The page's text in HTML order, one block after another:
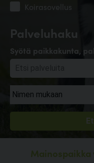
Palveluhaku
Syötä paikkakunta,
Koirasovellus
Mainospaikka